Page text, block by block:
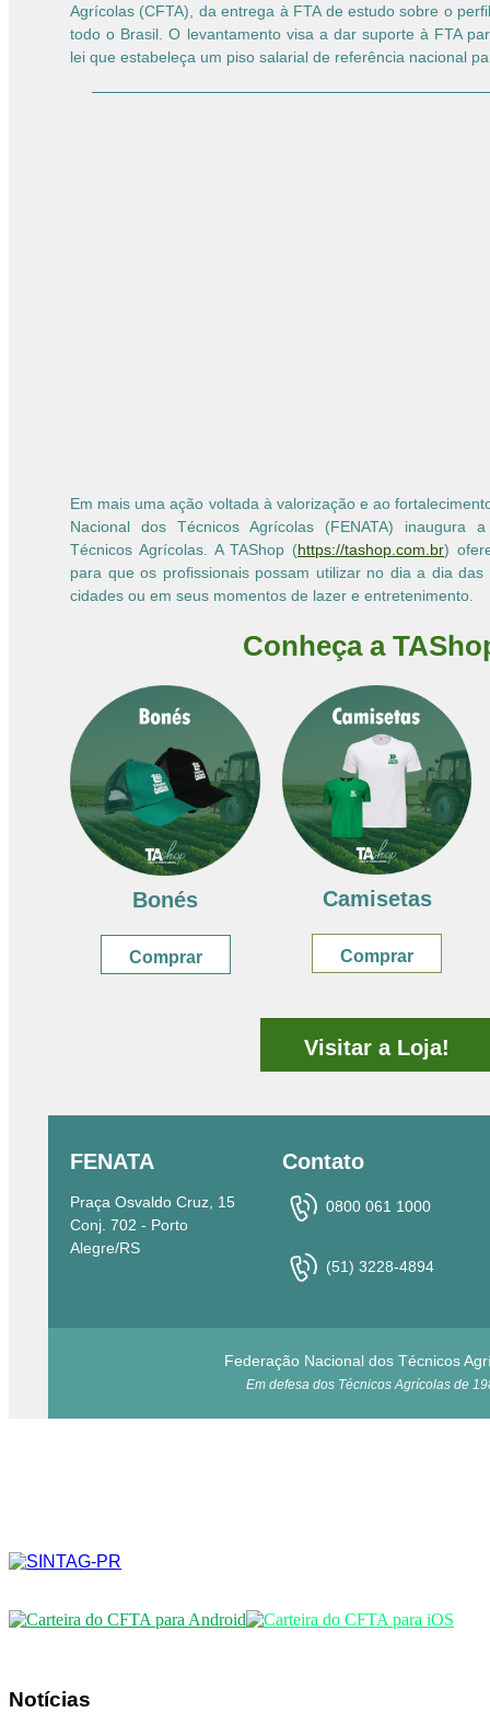
Agrícolas (CFTA), da entrega à FTA de estudo sobre o
todo o Brasil. O levantamento visa a dar suporte à FTA
lei que estabeleça um piso salarial de referência nacional
Em mais uma ação voltada à valorização e ao
Nacional dos Técnicos Agrícolas (FENATA) inaugura
Técnicos Agrícolas. A TAShop (https://tashop.com.br)
para que os profissionais possam utilizar no dia a dia
cidades ou em seus momentos de lazer e entretenimento.
Conheça a
Bonés
Comprar
Camisetas
Comprar
Visitar a Loja!
FENATA
Praça Osvaldo Cruz, 15
Conj. 702 - Porto
Alegre/RS
Contato
0800 061 1000
(51) 3228-4894
Federação Nacional dos Técnicos
Em defesa dos Técnicos Agrícolas de
Notícias